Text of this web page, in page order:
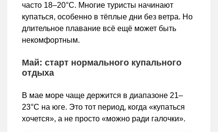
часто 18–20°C. Многие туристы начинают
купаться, особенно в тёплые дни без ветра. Но
длительное плавание всё ещё может быть
некомфортным.
Май: старт нормального купального
отдыха
В мае море чаще держится в диапазоне 21–
23°C на юге. Это тот период, когда «купаться
хочется», а не просто «можно ради галочки».